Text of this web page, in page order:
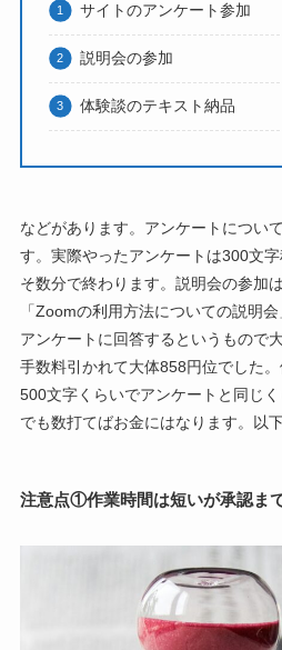
サイトのアンケート参加
説明会の参加
体験談のテキスト納品
などがあります。アンケートについ
す。実際やったアンケートは300文
そ数分で終わります。説明会の参加
「Zoomの利用方法についての説明
アンケートに回答するというもので
手数料引かれて大体858円位でした
500文字くらいでアンケートと同じ
でも数打てばお金にはなります。以
注意点①作業時間は短いが承認ま